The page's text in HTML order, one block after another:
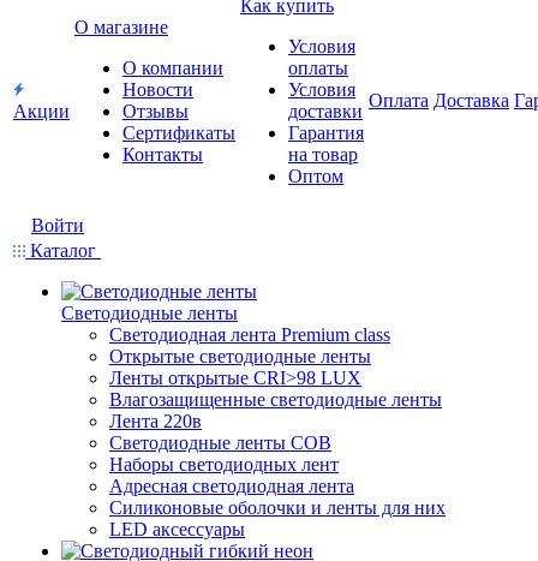
Акции
О магазине
О компании
Новости
Отзывы
Сертификаты
Контакты
Как купить
Условия
оплаты
Условия
доставки
Гарантия
на товар
Оптом
Оплата Доставка
Войти
Каталог
Светодиодные ленты
Светодиодная лента Premium class
Открытые светодиодные ленты
Ленты открытые CRI>98 LUX
Влагозащищенные светодиодные ленты
Лента 220в
Светодиодные ленты COB
Наборы светодиодных лент
Адресная светодиодная лента
Силиконовые оболочки и ленты для них
LED аксессуары